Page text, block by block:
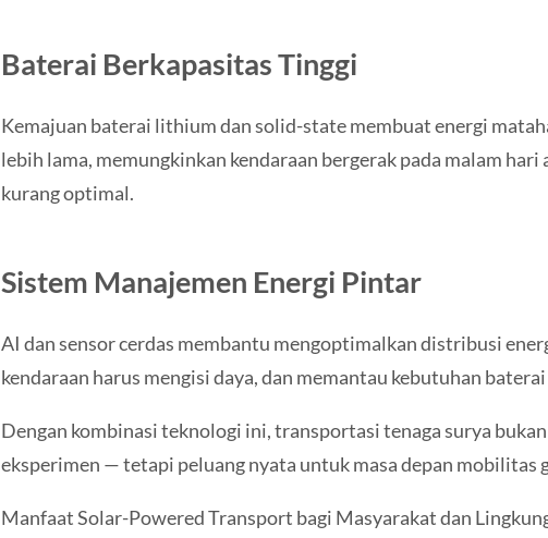
Baterai Berkapasitas Tinggi
Kemajuan baterai lithium dan solid-state membuat energi
lebih lama, memungkinkan kendaraan bergerak pada malam hari
kurang optimal.
Sistem Manajemen Energi Pintar
AI dan sensor cerdas membantu mengoptimalkan distribusi
kendaraan harus mengisi daya, dan memantau kebutuhan
Dengan kombinasi teknologi ini, transportasi tenaga surya
eksperimen — tetapi peluang nyata untuk masa depan mobilitas
Manfaat Solar-Powered Transport bagi Masyarakat dan